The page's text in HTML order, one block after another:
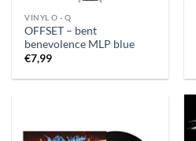
VINYL O - Q
OFFSET – bent
benevolence MLP blue
€7,99